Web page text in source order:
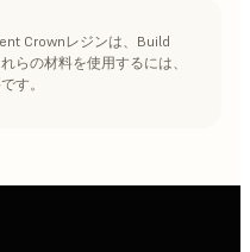
Crownレジンは、Build
らの材料を使用するには、
す。